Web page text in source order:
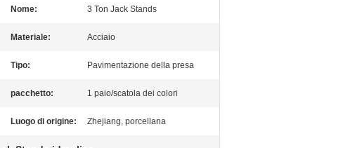
Nome: 3 Ton Jack Stands
Materiale: Acciaio
Tipo: Pavimentazione della presa
pacchetto: 1 paio/scatola dei colori
Luogo di origine: Zhejiang, porcellana